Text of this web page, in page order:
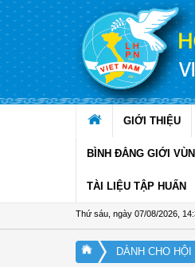
Truy cập nội dung luôn
GIỚI THIỆU
BÌNH ĐẲNG GIỚI
TÀI LIỆU TẬP HUẤN
Thứ sáu, ngày 07/08/2026
Podcast: Các lỗ
DÀNH CHO